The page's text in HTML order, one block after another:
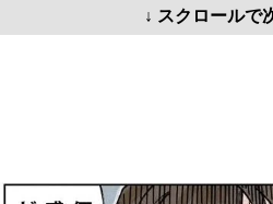
↓ スクロールで